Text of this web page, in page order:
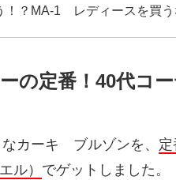
！？MA-1 レディースを買
の定番！40代コ
カーキ ブルゾンを、
ル） でゲットしました。